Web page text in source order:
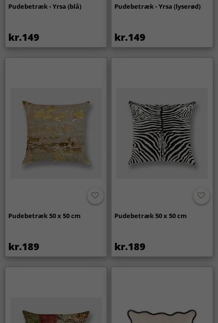
Pudebetræk - Yrsa (blå)
kr.149
Pudebetræk - Yrsa (lyserød)
kr.149
Pudebetræk 50 x 50 cm
kr.189
Pudebetræk 50 x 50 cm
kr.189